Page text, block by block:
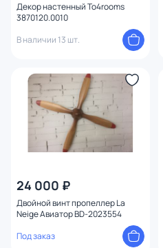
Декор настенный To4rooms
3870120.0010
В наличии 13 шт.
24 000 ₽
Двойной винт пропеллер La
Neige Авиатор BD-2023554
Под заказ